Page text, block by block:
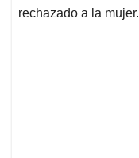
rechazado a la mujer.